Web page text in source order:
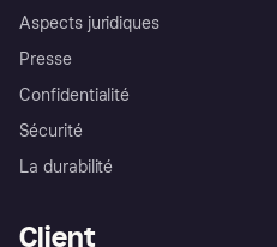
Aspects juridiques
Presse
Confidentialité
Sécurité
La durabilité
Client